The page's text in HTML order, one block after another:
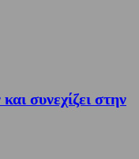
συνεχίζει στην